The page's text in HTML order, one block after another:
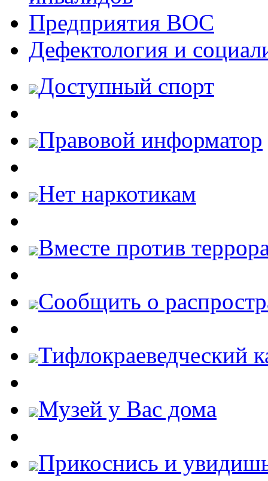
Предприятия ВОС
Дефектология и
Доступный спорт
Правовой информатор
Нет наркотикам
Вместе против
Cообщить о
Тифлокраеведческий
Музей у Вас дома
Прикоснись и